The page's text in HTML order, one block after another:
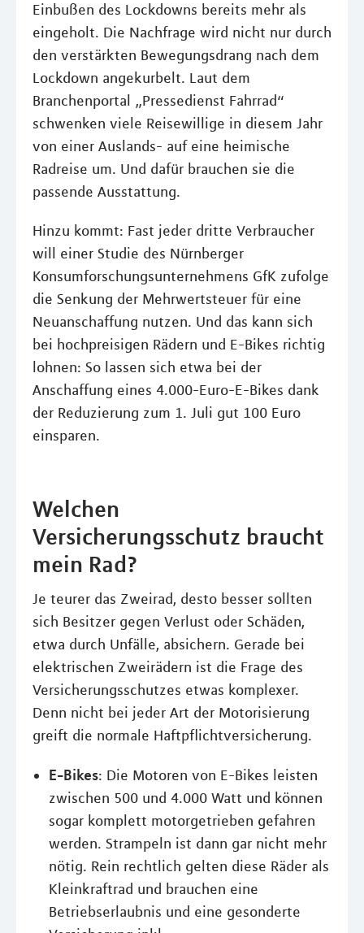
Einbußen des Lockdowns bereits mehr als
eingeholt. Die Nachfrage wird nicht nur durch
den verstärkten Bewegungsdrang nach dem
Lockdown angekurbelt. Laut dem
Branchenportal „Pressedienst Fahrrad“
schwenken viele Reisewillige in diesem Jahr
von einer Auslands- auf eine heimische
Radreise um. Und dafür brauchen sie die
passende Ausstattung.
Hinzu kommt: Fast jeder dritte Verbraucher
will einer Studie des Nürnberger
Konsumforschungsunternehmens GfK zufolge
die Senkung der Mehrwertsteuer für eine
Neuanschaffung nutzen. Und das kann sich
bei hochpreisigen Rädern und E-Bikes richtig
lohnen: So lassen sich etwa bei der
Anschaffung eines 4.000-Euro-E-Bikes dank
der Reduzierung zum 1. Juli gut 100 Euro
einsparen.
Welchen
Versicherungsschutz braucht
mein Rad?
Je teurer das Zweirad, desto besser sollten
sich Besitzer gegen Verlust oder Schäden,
etwa durch Unfälle, absichern. Gerade bei
elektrischen Zweirädern ist die Frage des
Versicherungsschutzes etwas komplexer.
Denn nicht bei jeder Art der Motorisierung
greift die normale Haftpflichtversicherung.
E-Bikes: Die Motoren von E-Bikes leisten
zwischen 500 und 4.000 Watt und können
sogar komplett motorgetrieben gefahren
werden. Strampeln ist dann gar nicht mehr
nötig. Rein rechtlich gelten diese Räder als
Kleinkraftrad und brauchen eine
Betriebserlaubnis und eine gesonderte